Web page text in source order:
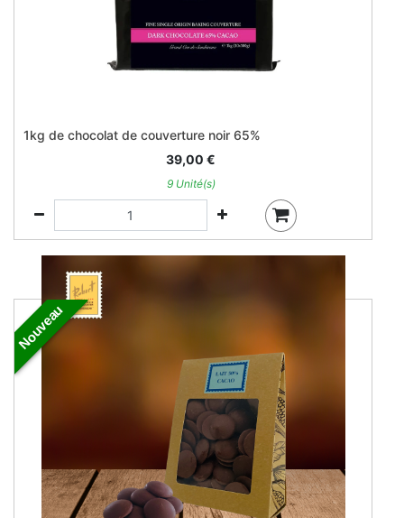
1kg de chocolat de couverture noir 65%
39,00 €
9 Unité(s)
Nouveau